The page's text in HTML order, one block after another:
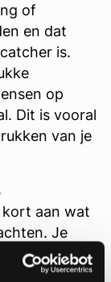
of
en dat
is.
op
Dit is vooral
van je
kort aan wat
Je
meerdere